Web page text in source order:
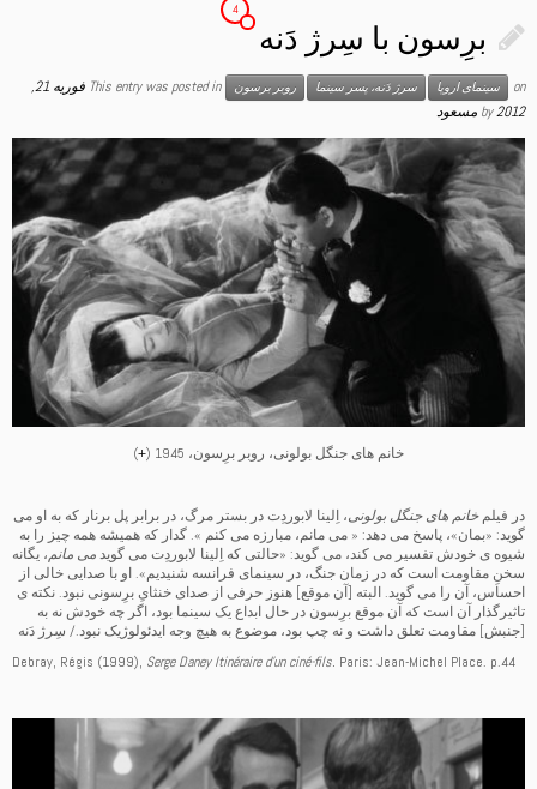
برِسون با سِرژ دَنه
4
This entry was posted in روبر برسون سرژ دَنه، پسر سینما سینمای اروپا on
فوریه 21,
2012
by مسعود
خانم های جنگل بولونی، روبر برِسون، 1945 ( +
)
در فیلمخانم های جنگل بولونی، اِلینا لابوردِت در بستر مرگ، در برابر پل برنار که به او می
گوید: «بمان»، پاسخ می دهد: « می مانم، مبارزه می کنم ». گدار که همیشه همه چیز را به
شیوه ی خودش تفسیر می کند، می گوید: «حالتی که اِلینا لابوردِت می گویدمی مانم، یگانه
سخنِ مقاومت است که در زمان جنگ، در سینمای فرانسه شنیدیم». او با صدایی خالی از
احساس، آن را می گوید. البته [آن موقع] هنوز حرفی از صدای خنثایِ برِسونی نبود. نکته ی
تاثیرگذار آن است که آن موقع برِسون در حال ابداع یک سینما بود، اگر چه خودش نه به
[جنبش] مقاومت تعلق داشت و نه چپ بود، موضوع به هیچ وجه ایدئولوژیک نبود./ سِرژ دَنه
Debray, Régis (1999), Serge Daney Itinéraire d’un ciné-fils. Paris: Jean-Michel Place. p.44